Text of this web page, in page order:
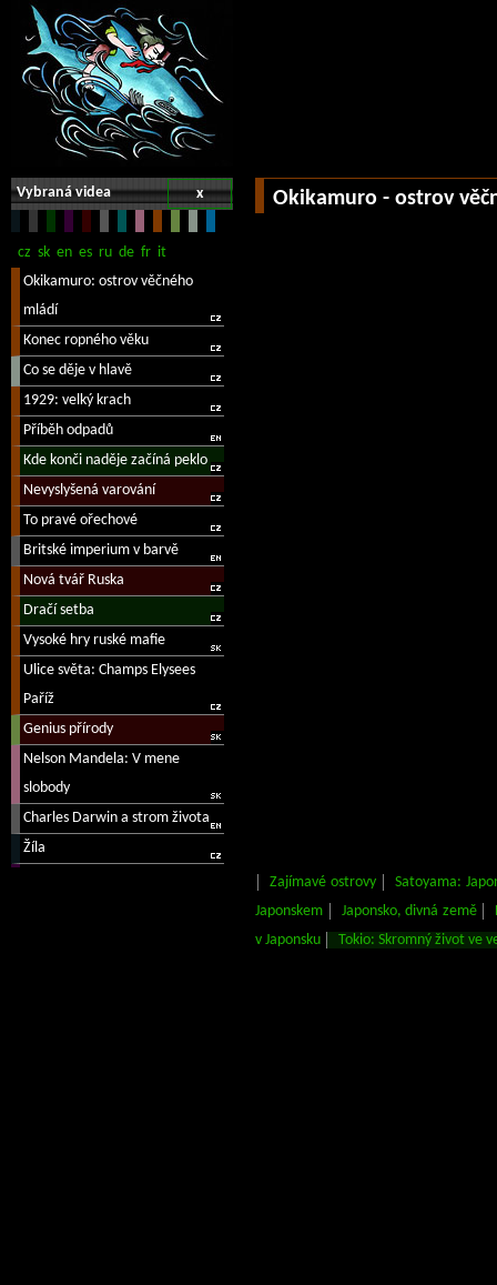
x
Vybraná videa Okikamuro - ostrov
Zajímavé ostrovy
Satoyama:
Japonskem
Japonsko, divná země
v Japonsku
Tokio: Skromný život ve